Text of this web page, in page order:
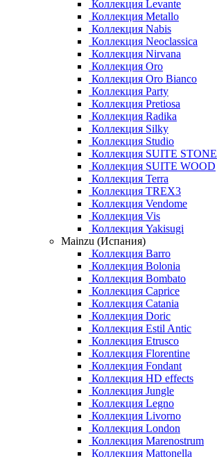
Коллекция Levante
Коллекция Metallo
Коллекция Nabis
Коллекция Neoclassica
Коллекция Nirvana
Коллекция Oro
Коллекция Oro Bianco
Коллекция Party
Коллекция Pretiosa
Коллекция Radika
Коллекция Silky
Коллекция Studio
Коллекция SUITE STONE
Коллекция SUITE WOOD
Коллекция Terra
Коллекция TREX3
Коллекция Vendome
Коллекция Vis
Коллекция Yakisugi
Mainzu (Испания)
Коллекция Barro
Коллекция Bolonia
Коллекция Bombato
Коллекция Caprice
Коллекция Catania
Коллекция Doric
Коллекция Estil Antic
Коллекция Etrusco
Коллекция Florentine
Коллекция Fondant
Коллекция HD effects
Коллекция Jungle
Коллекция Legno
Коллекция Livorno
Коллекция London
Коллекция Marenostrum
Коллекция Mattonella